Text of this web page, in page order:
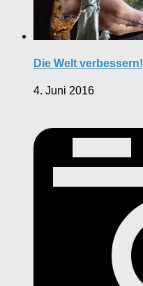
Die Welt verbessern!
4. Juni 2016